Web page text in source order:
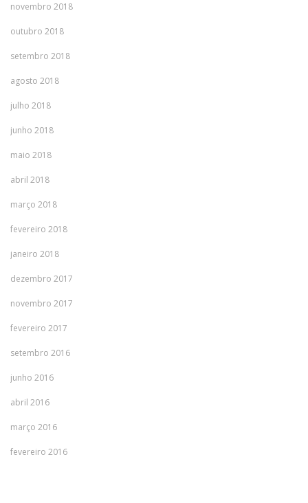
novembro 2018
outubro 2018
setembro 2018
agosto 2018
julho 2018
junho 2018
maio 2018
abril 2018
março 2018
fevereiro 2018
janeiro 2018
dezembro 2017
novembro 2017
fevereiro 2017
setembro 2016
junho 2016
abril 2016
março 2016
fevereiro 2016